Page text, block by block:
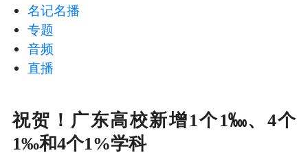
名记名播
专题
音频
直播
祝贺！广东高校新增1个1‱、4个
1‰和4个1%学科